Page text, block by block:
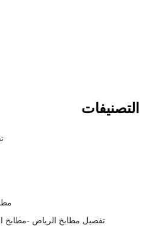
التصنيفات
تفصيل مطابخ الرياض -